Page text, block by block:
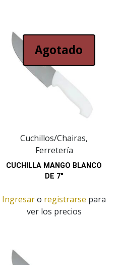
Agotado
Cuchillos/Chairas,
Ferretería
CUCHILLA MANGO BLANCO
DE 7″
Ingresaro registrarse para
ver los precios